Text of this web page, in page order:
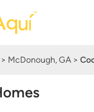
McDonough, GA